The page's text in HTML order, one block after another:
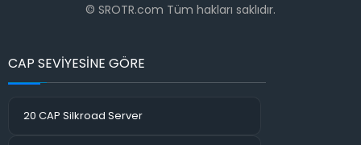
© SROTR.com Tüm hakları saklıdır.
CAP SEVİYESİNE GÖRE
20 CAP Silkroad Server